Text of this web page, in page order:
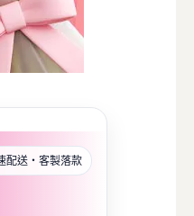
配送・客製落款